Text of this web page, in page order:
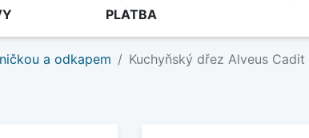
PLATBA
a odkapem Kuchyňský dřez Alveus Cadit